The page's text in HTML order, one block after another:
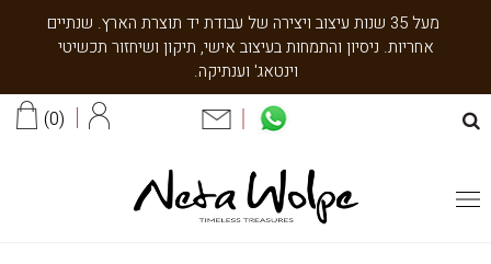
מעל 35 שנות עיצוב ויצירה של עבודת יד תוצרת הארץ. שנתיים
אחריות. ניסיון והתמחות בעיצוב אישי, תיקון ושיחזור תכשיטי
וינטאג' וענתיקה.
0